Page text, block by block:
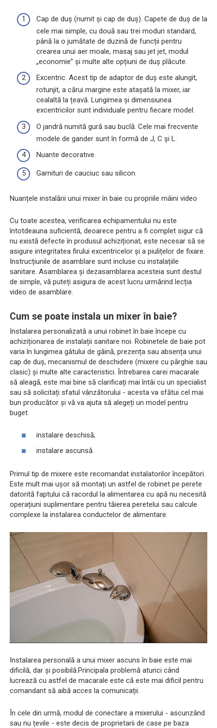
Cap de duș (numit și cap de duș). Capete de duș de la
cele mai simple, cu două sau trei moduri standard,
până la o jumătate de duzină de funcții pentru
crearea unui aer moale, masaj sau jet jet, modul
„economie” și multe alte opțiuni de duș plăcute.
Excentric. Acest tip de adaptor de duș este alungit,
rotunjit, a cărui margine este atașată la mixer, iar
cealaltă la țeavă. Lungimea și dimensiunea
excentricilor sunt individuale pentru fiecare model.
O jandră numită gură sau buclă. Cele mai frecvente
modele de gander sunt în formă de J, C și L.
Nuante decorative.
Garnituri de cauciuc sau silicon.
Nuanțele instalării unui mixer în baie cu propriile mâini video
Cu toate acestea, verificarea echipamentului nu este
întotdeauna suficientă, deoarece pentru a fi complet sigur că
nu există defecte în produsul achiziționat, este necesar să se
asigure integritatea firului excentricelor și a piulițelor de fixare.
Instrucțiunile de asamblare sunt incluse cu instalațiile
sanitare. Asamblarea și dezasamblarea acesteia sunt destul
de simple, vă puteți asigura de acest lucru urmărind lecția
video de asamblare.
Cum se poate instala un mixer în baie?
Instalarea personalizată a unui robinet în baie începe cu
achiziționarea de instalații sanitare noi. Robinetele de baie pot
varia în lungimea gâtului de găină, prezența sau absența unui
cap de duș, mecanismul de deschidere (mixere cu pârghie sau
clasic) și multe alte caracteristici. Întrebarea carei macarale
să aleagă, este mai bine să clarificați mai întâi cu un specialist
sau să solicitați sfatul vânzătorului - acesta va sfătui cel mai
bun producător și vă va ajuta să alegeți un model pentru
buget.
instalare deschisă;
instalare ascunsă.
Primul tip de mixere este recomandat instalatorilor începători.
Este mult mai ușor să montați un astfel de robinet pe perete
datorită faptului că racordul la alimentarea cu apă nu necesită
operațiuni suplimentare pentru tăierea peretelui sau calcule
complexe la instalarea conductelor de alimentare.
Instalarea personală a unui mixer ascuns în baie este mai
dificilă, dar și posibilă.Principala problemă atunci când
lucrează cu astfel de macarale este că este mai dificil pentru
comandant să aibă acces la comunicații.
În cele din urmă, modul de conectare a mixerului - ascunzând
sau nu țevile - este decis de proprietarii de case pe baza